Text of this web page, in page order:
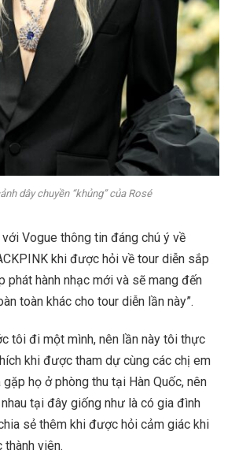
dây chuyền “khủng” của Rosé
Vogue thông tin đáng chú ý về
khi được hỏi về tour diễn sắp
phát hành nhạc mới và sẽ mang đến
toàn khác cho tour diễn lần này”.
tôi đi một mình, nên lần này tôi thực
khi được tham dự cùng các chị em
họ ở phòng thu tại Hàn Quốc, nên
tại đây giống như là có gia đình
sẻ thêm khi được hỏi cảm giác khi
thành viên.